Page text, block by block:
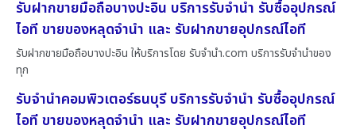
รับฝากขายมือถือบางปะอิน บริการรับจำนำ รับซื้ออุปกรณ์
ไอที ขายของหลุดจำนำ และ รับฝากขายอุปกรณ์ไอที
รับฝากขายมือถือบางปะอิน ให้บริการโดย รับจํานํา.com บริการรับจำนำของ
ทุก
รับจำนำคอมพิวเตอร์ธนบุรี บริการรับจำนำ รับซื้ออุปกรณ์
ไอที ขายของหลุดจำนำ และ รับฝากขายอุปกรณ์ไอที